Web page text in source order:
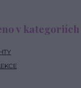
v kategoriích